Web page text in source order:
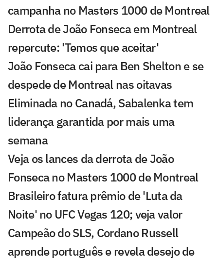
campanha no Masters 1000 de Montreal
Derrota de João Fonseca em Montreal
repercute: 'Temos que aceitar'
João Fonseca cai para Ben Shelton e se
despede de Montreal nas oitavas
Eliminada no Canadá, Sabalenka tem
liderança garantida por mais uma
semana
Veja os lances da derrota de João
Fonseca no Masters 1000 de Montreal
Brasileiro fatura prêmio de 'Luta da
Noite' no UFC Vegas 120; veja valor
Campeão do SLS, Cordano Russell
aprende português e revela desejo de